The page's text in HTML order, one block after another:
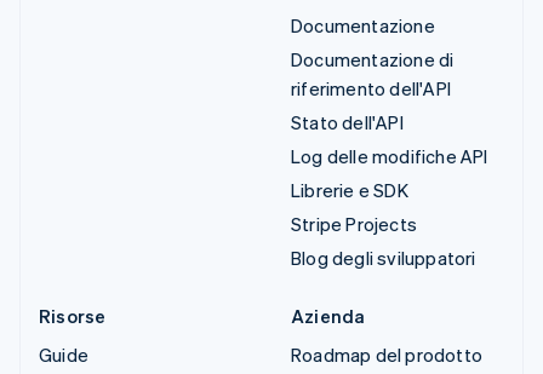
Documentazione
Documentazione di
riferimento dell'API
Stato dell'API
Log delle modifiche API
Librerie e SDK
Stripe Projects
Blog degli sviluppatori
Risorse
Guide
Azienda
Roadmap del prodotto